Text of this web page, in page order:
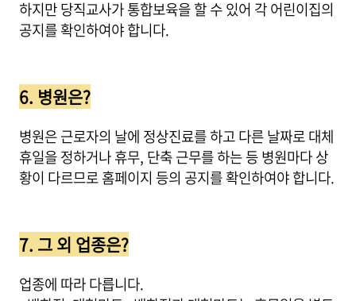
하지만 당직교사가 통합보육을 할 수 있어 각 어린이집의
공지를 확인하여야 합니다.
6. 병원은?
병원은 근로자의 날에 정상진료를 하고 다른 날짜로 대체
휴일을 정하거나 휴무, 단축 근무를 하는 등 병원마다 상
황이 다르므로 홈페이지 등의 공지를 확인하여야 합니다.
7. 그 외 업종은?
업종에 따라 다릅니다.